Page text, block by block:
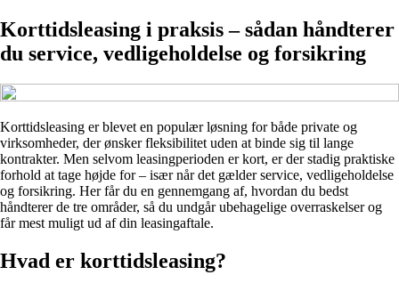
Korttidsleasing i praksis – sådan håndterer
du service, vedligeholdelse og forsikring
Korttidsleasing er blevet en populær løsning for både private og
virksomheder, der ønsker fleksibilitet uden at binde sig til lange
kontrakter. Men selvom leasingperioden er kort, er der stadig praktiske
forhold at tage højde for – især når det gælder service, vedligeholdelse
og forsikring. Her får du en gennemgang af, hvordan du bedst
håndterer de tre områder, så du undgår ubehagelige overraskelser og
får mest muligt ud af din leasingaftale.
Hvad er korttidsleasing?